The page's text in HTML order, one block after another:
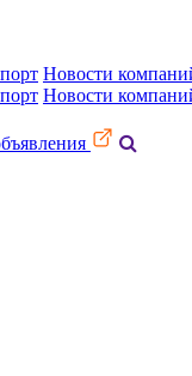
Новости
Новости